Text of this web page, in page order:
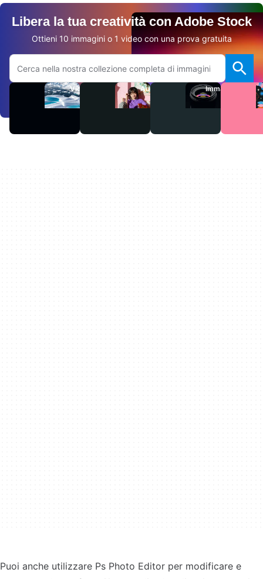
Libera la tua creatività con Adobe Stock
Ottieni 10 immagini o 1 video con una prova gratuita
Cerca sul sito Adobe.com
Video Audio Immagini
Puoi anche utilizzare Ps Photo Editor per modificare e